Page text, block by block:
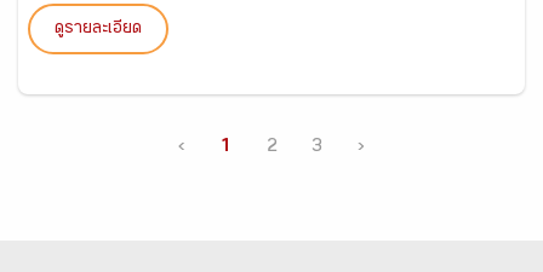
ดูรายละเอียด
‹ 1 2 3 ›